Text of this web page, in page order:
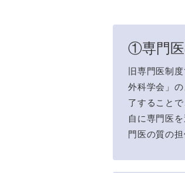
①専門医
旧専門医制
外科学会」
了すること
自に専門医
門医の質の担